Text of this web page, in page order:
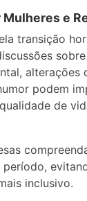
Mulheres e
transição
alterações
podem
de
inclusivo.